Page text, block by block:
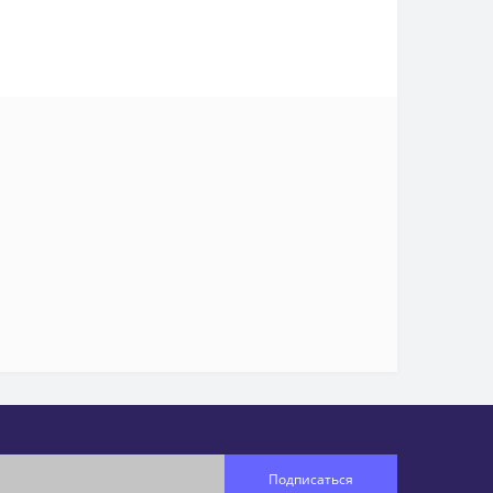
Подписаться